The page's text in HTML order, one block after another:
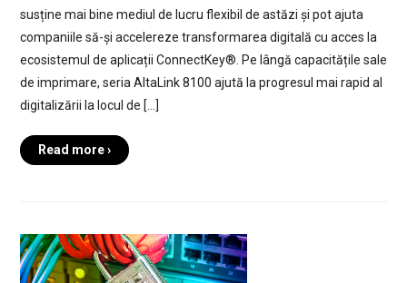
susține mai bine mediul de lucru flexibil de astăzi și pot ajuta
companiile să-și accelereze transformarea digitală cu acces la
ecosistemul de aplicații ConnectKey®. Pe lângă capacitățile sale
de imprimare, seria AltaLink 8100 ajută la progresul mai rapid al
digitalizării la locul de […]
Read more ›